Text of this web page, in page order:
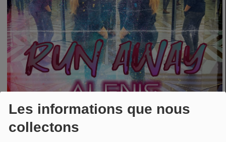
Les informations que nous
collectons